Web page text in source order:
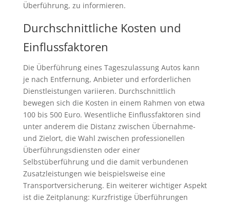
Überführung, zu informieren.
Durchschnittliche Kosten und
Einflussfaktoren
Die Überführung eines Tageszulassung Autos kann
je nach Entfernung, Anbieter und erforderlichen
Dienstleistungen variieren. Durchschnittlich
bewegen sich die Kosten in einem Rahmen von etwa
100 bis 500 Euro. Wesentliche Einflussfaktoren sind
unter anderem die Distanz zwischen Übernahme-
und Zielort, die Wahl zwischen professionellen
Überführungsdiensten oder einer
Selbstüberführung und die damit verbundenen
Zusatzleistungen wie beispielsweise eine
Transportversicherung. Ein weiterer wichtiger Aspekt
ist die Zeitplanung: Kurzfristige Überführungen